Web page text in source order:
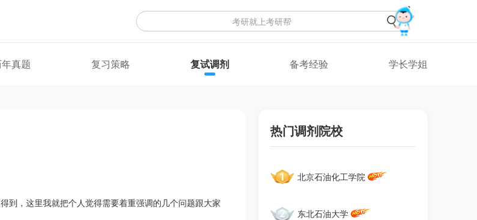
真题 复习策略 复试调剂 备考经验 学长学姐
到，这里我就把个人觉得需要着重强调的几个问题跟大家
热门调剂院校
北京石油化工学院
东北石油大学